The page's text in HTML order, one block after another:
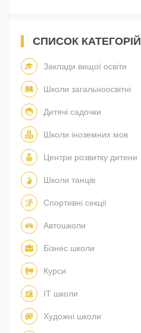
СПИСОК КАТЕГОРІЙ
Заклади вищої освіти
Школи загальноосвітні
Дитячі садочки
Школи іноземних мов
Центри розвитку дитини
Школи танців
Спортивні секції
Автошколи
Бізнес школи
Курси
IT школи
Художні школи